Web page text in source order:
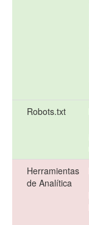
Robots.txt
Herramientas
de Analítica